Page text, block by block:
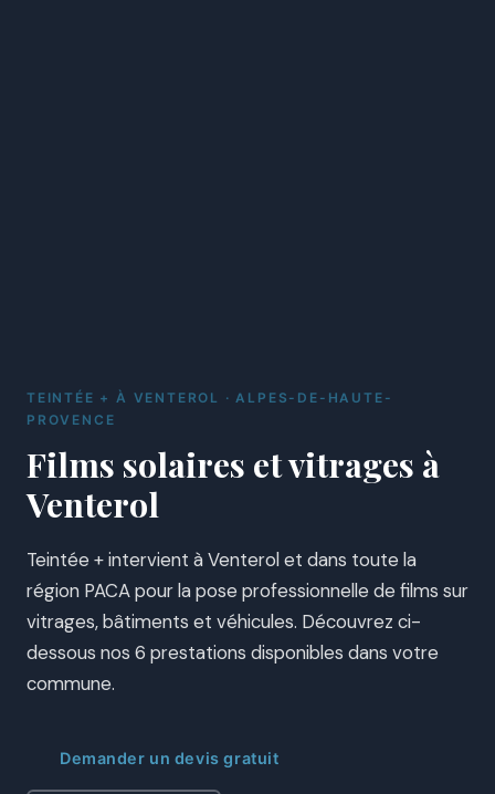
TEINTÉE + À VENTEROL · ALPES-DE-HAUTE-
PROVENCE
Films solaires et vitrages à
Venterol
Teintée + intervient à Venterol et dans toute la
région PACA pour la pose professionnelle de films sur
vitrages, bâtiments et véhicules. Découvrez ci-
dessous nos 6 prestations disponibles dans votre
commune.
Demander un devis gratuit